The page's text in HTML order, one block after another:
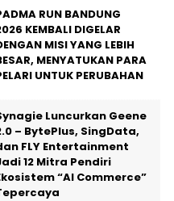
RUN BANDUNG
KEMBALI DIGELAR
MISI YANG LEBIH
MENYATUKAN PARA
UNTUK PERUBAHAN
Luncurkan Geene
– BytePlus, SingData,
FLY Entertainment
12 Mitra Pendiri
“AI Commerce”